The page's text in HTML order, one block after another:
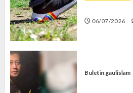
06/07/2026
Buletin gaulislam